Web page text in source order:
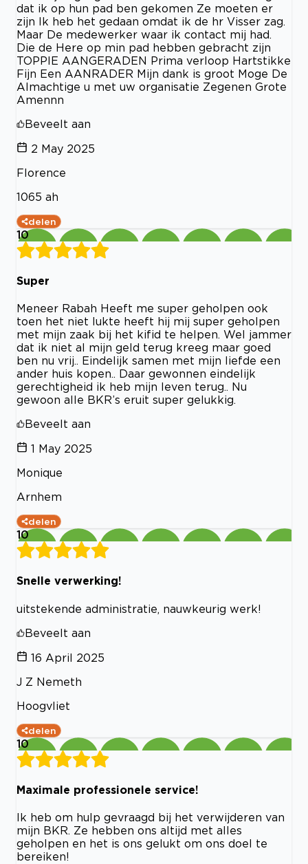
dat ik op hun pad ben gekomen Ze moeten er
zijn Ik heb het gedaan omdat ik de hr Visser zag.
Maar De medewerker waar ik contact mij had.
Die de Here op min pad hebben gebracht zijn
TOPPIE AANGERADEN Prima verloop Hartstikke
Fijn Een AANRADER Mijn dank is groot Moge De
Almachtige u met uw organisatie Zegenen Grote
Amennn
Beveelt aan
2 May 2025
Florence
1065 ah
delen
10
Super
Meneer Rabah Heeft me super geholpen ook
toen het niet lukte heeft hij mij super geholpen
met mijn zaak bij het kifid te helpen. Wel jammer
dat ik niet al mijn geld terug kreeg maar goed
ben nu vrij.. Eindelijk samen met mijn liefde een
ander huis kopen.. Daar gewonnen eindelijk
gerechtigheid ik heb mijn leven terug.. Nu
gewoon alle BKR’s eruit super gelukkig.
Beveelt aan
1 May 2025
Monique
Arnhem
delen
10
Snelle verwerking!
uitstekende administratie, nauwkeurig werk!
Beveelt aan
16 April 2025
J Z Nemeth
Hoogvliet
delen
10
Maximale professionele service!
Ik heb om hulp gevraagd bij het verwijderen van
mijn BKR. Ze hebben ons altijd met alles
geholpen en het is ons gelukt om ons doel te
bereiken!